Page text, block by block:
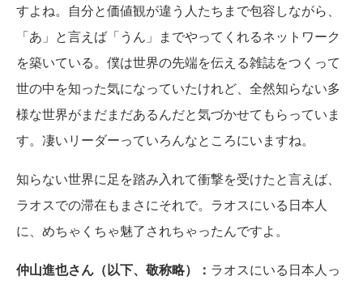
すよね。自分と価値観が違う人たちまで包容しながら、
「あ」と言えば「うん」までやってくれるネットワーク
を築いている。僕は世界の先端を伝える雑誌をつくって
世の中を知った気になっていたけれど、全然知らない多
様な世界がまだまだあるんだと気づかせてもらっていま
す。凄いリーダーっていろんなところにいますね。
知らない世界に足を踏み入れて衝撃を受けたと言えば、
ラオスでの滞在もまさにそれで。ラオスにいる日本人
に、めちゃくちゃ魅了されちゃったんですよ。
仲山進也さん（以下、敬称略）： ラオスにいる日本人っ